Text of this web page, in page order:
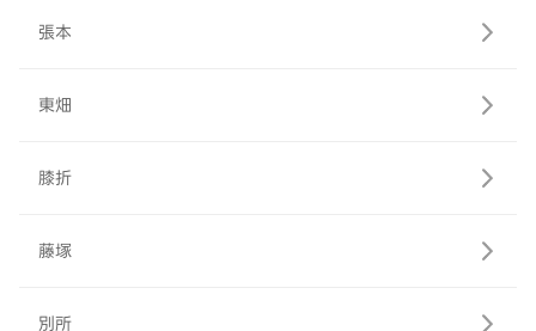
張本
東畑
膝折
藤塚
別所